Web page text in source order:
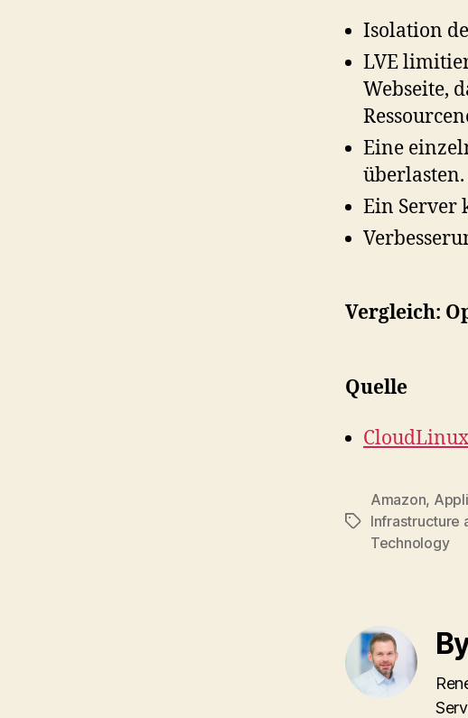
Isolation
LVE
Webseite,
Eine
überlasten.
Ein Server
Vergleich:
Quelle
CloudLinux
Tags
Amazon,
Infrastructure
Technology